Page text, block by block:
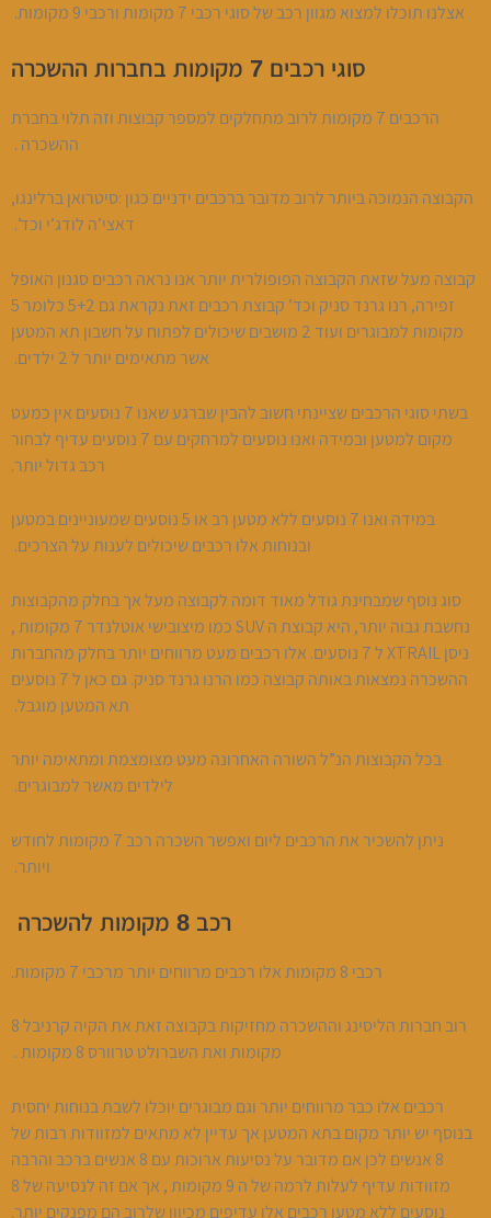
אצלנו תוכלו למצוא מגוון רכב של סוגי רכבי 7 מקומות ורכבי 9 מקומות.
סוגי רכבים 7 מקומות בחברות ההשכרה
הרכבים 7 מקומות לרוב מתחלקים למספר קבוצות וזה תלוי בחברת
ההשכרה .
הקבוצה הנמוכה ביותר לרוב מדובר ברכבים ידניים כגון :סיטרואן ברלינגו,
דאצי’ה לודג’י וכד’.
קבוצה מעל שזאת הקבוצה הפופולרית יותר אנו נראה רכבים סגנון האופל
זפירה, רנו גרנד סניק וכד’ קבוצת רכבים זאת נקראת גם 5+2 כלומר 5
מקומות למבוגרים ועוד 2 מושבים שיכולים לפתוח על חשבון תא המטען
אשר מתאימים יותר ל 2 ילדים.
בשתי סוגי הרכבים שציינתי חשוב להבין שברגע שאנו 7 נוסעים אין כמעט
מקום למטען ובמידה ואנו נוסעים למרחקים עם 7 נוסעים עדיף לבחור
רכב גדול יותר.
במידה ואנו 7 נוסעים ללא מטען רב או 5 נוסעים שמעוניינים במטען
ובנוחות אלו רכבים שיכולים לענות על הצרכים.
סוג נוסף שמבחינת גודל מאוד דומה לקבוצה מעל אך בחלק מהקבוצות
נחשבת גבוה יותר, היא קבוצת ה SUV כמו מיצובישי אוטלנדר 7 מקומות ,
ניסן XTRAIL ל 7 נוסעים. אלו רכבים מעט מרווחים יותר בחלק מהחברות
ההשכרה נמצאות באותה קבוצה כמו הרנו גרנד סניק. גם כאן ל 7 נוסעים
תא המטען מוגבל.
בכל הקבוצות הנ”ל השורה האחרונה מעט מצומצמת ומתאימה יותר
לילדים מאשר למבוגרים.
ניתן להשכיר את הרכבים ליום ואפשר השכרה רכב 7 מקומות לחודש
ויותר.
רכב 8 מקומות להשכרה
רכבי 8 מקומות אלו רכבים מרווחים יותר מרכבי 7 מקומות.
רוב חברות הליסינג וההשכרה מחזיקות בקבוצה זאת את הקיה קרניבל 8
מקומות ואת השברולט טרוורס 8 מקומות .
רכבים אלו כבר מרווחים יותר וגם מבוגרים יוכלו לשבת בנוחות יחסית
בנוסף יש יותר מקום בתא המטען אך עדיין לא מתאים למזוודות רבות של
8 אנשים לכן אם מדובר על נסיעות ארוכות עם 8 אנשים ברכב והרבה
מזוודות עדיף לעלות לרמה של ה 9 מקומות , אך אם זה לנסיעה של 8
נוסעים ללא מטען רכבים אלו עדיפים מכיוון שלרוב הם מפנקים יותר.